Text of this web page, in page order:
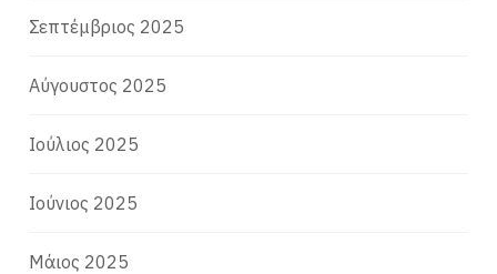
Σεπτέμβριος 2025
Αύγουστος 2025
Ιούλιος 2025
Ιούνιος 2025
Μάιος 2025